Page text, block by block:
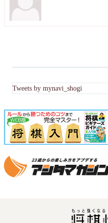
Tweets by mynavi_shogi